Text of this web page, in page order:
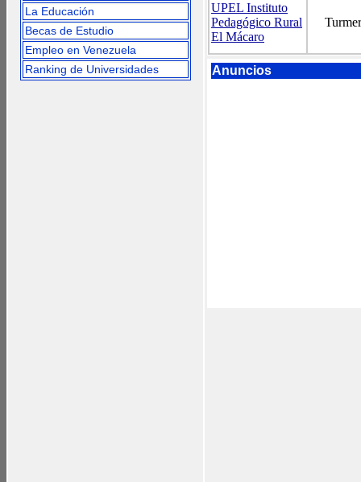
La Educación
Becas de Estudio
Empleo en Venezuela
Ranking de Universidades
UPEL Instituto
Pedagógico Rural
El Mácaro
Anuncios